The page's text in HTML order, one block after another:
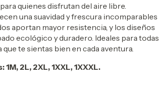
quienes disfrutan del aire libre.
una suavidad y frescura incomparables
aportan mayor resistencia, y los diseños
ecológico y duradero. Ideales para todas
te sientas bien en cada aventura.
2L, 2XL, 1XXL, 1XXXL.